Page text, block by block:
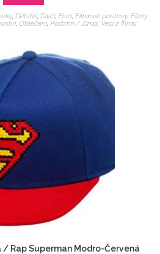
, Dětské, Dívčí, Elsa, Filmové postavy, Filmy
, Oblečení, Podzim / Zima, Veci z filmu
Rap Superman Modro-Červená